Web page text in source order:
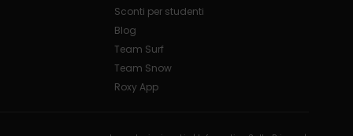
Sconti per studenti
Blog
Team Surf
Team Snow
Roxy App